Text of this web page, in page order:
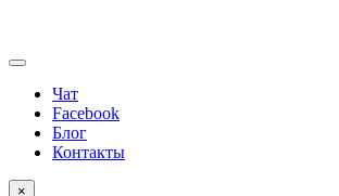
Чат
Facebook
Блог
Контакты
×